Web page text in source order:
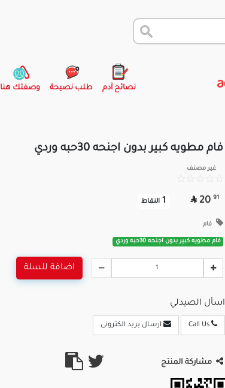
نصائح آدم طلب نصيحة وصفتك هنا
فام مطويه كبير بدون اجنحه 30حبه وردي
غير مصنف
91
20

1 النقاط
فام
فام مطويه كبير بدون اجنحه 30حبه وردي
اضافة للسلة
اسأل الصيدلي
Call Us ارسال بريد الكترونى
مشاركة المنتج